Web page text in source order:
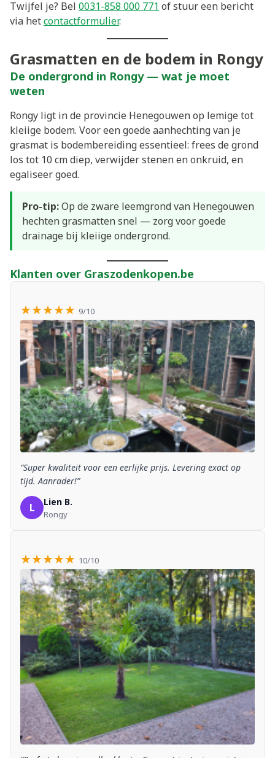
Twijfel je? Bel 0031-858 000 771 of stuur een bericht
via hetcontactformulier.
Grasmatten en de bodem in Rongy
De ondergrond in Rongy — wat je moet
weten
Rongy ligt in de provincie Henegouwen op lemige tot
kleiige bodem. Voor een goede aanhechting van je
grasmat is bodembereiding essentieel: frees de grond
los tot 10 cm diep, verwijder stenen en onkruid, en
egaliseer goed.
Pro-tip:Op de zware leemgrond van Henegouwen
hechten grasmatten snel — zorg voor goede
drainage bij kleiige ondergrond.
Klanten over Graszodenkopen.be
★★★★★ 9/10
“Super kwaliteit voor een eerlijke prijs. Levering exact op
tijd. Aanrader!”
L Lien B.
Rongy
★★★★★ 10/10